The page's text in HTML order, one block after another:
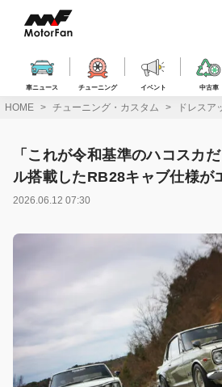
ス
車ニュース チューニング イベント 中古車
HOME チューニング・カスタム ドレスア
「これが令和基準のハコスカ
ル搭載したRB28キャブ仕様が
2026.06.12 07:30